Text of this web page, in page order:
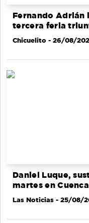
Fernando Adrián
tercera feria
Chicuelito - 26/08/
Daniel Luque,
martes en Cuenca
Las Noticias - 25/08/